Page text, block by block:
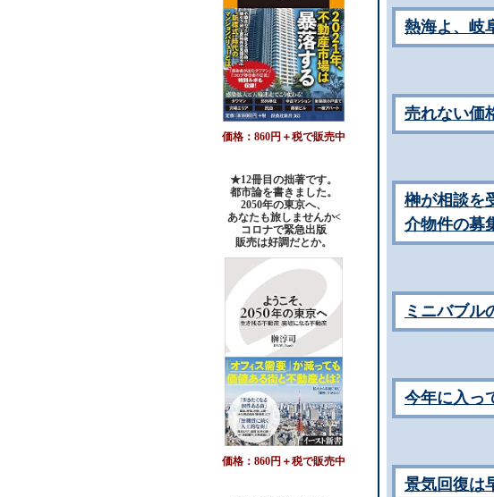
価格：860円＋税で販売中
★12冊目の拙著です。
都市論を書きました。
2050年の東京へ、
あなたも旅しませんか<
コロナで緊急出版
販売は好調だとか。
価格：860円＋税で販売中
熱海よ、岐
売れない価
榊が相談を
介物件の募
ミニバブル
今年に入っ
景気回復は